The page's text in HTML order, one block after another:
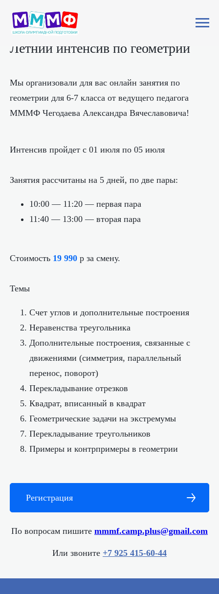
Летний интенсив по геометрии
Мы организовали для вас онлайн занятия по
геометрии для 6-7 класса от ведущего педагога
МММФ Чегодаева Александра Вячеславовича!
Интенсив пройдет с 01 июля по 05 июля
Занятия рассчитаны на 5 дней, по две пары:
10:00 — 11:20 — первая пара
11:40 — 13:00 — вторая пара
Стоимость 19 990 р за смену.
Темы
Счет углов и дополнительные построения
Неравенства треугольника
Дополнительные построения, связанные с
движениями (симметрия, ⁠параллельный
перенос, ⁠поворот)
Перекладывание отрезков
Квадрат, вписанный в квадрат
Геометрические задачи на экстремумы
Перекладывание треугольников
Примеры и контрпримеры в геометрии
Регистрация
По вопросам пишите mmmf.camp.plus@gmail.com
Или звоните +7 925 415‑60‑44‬